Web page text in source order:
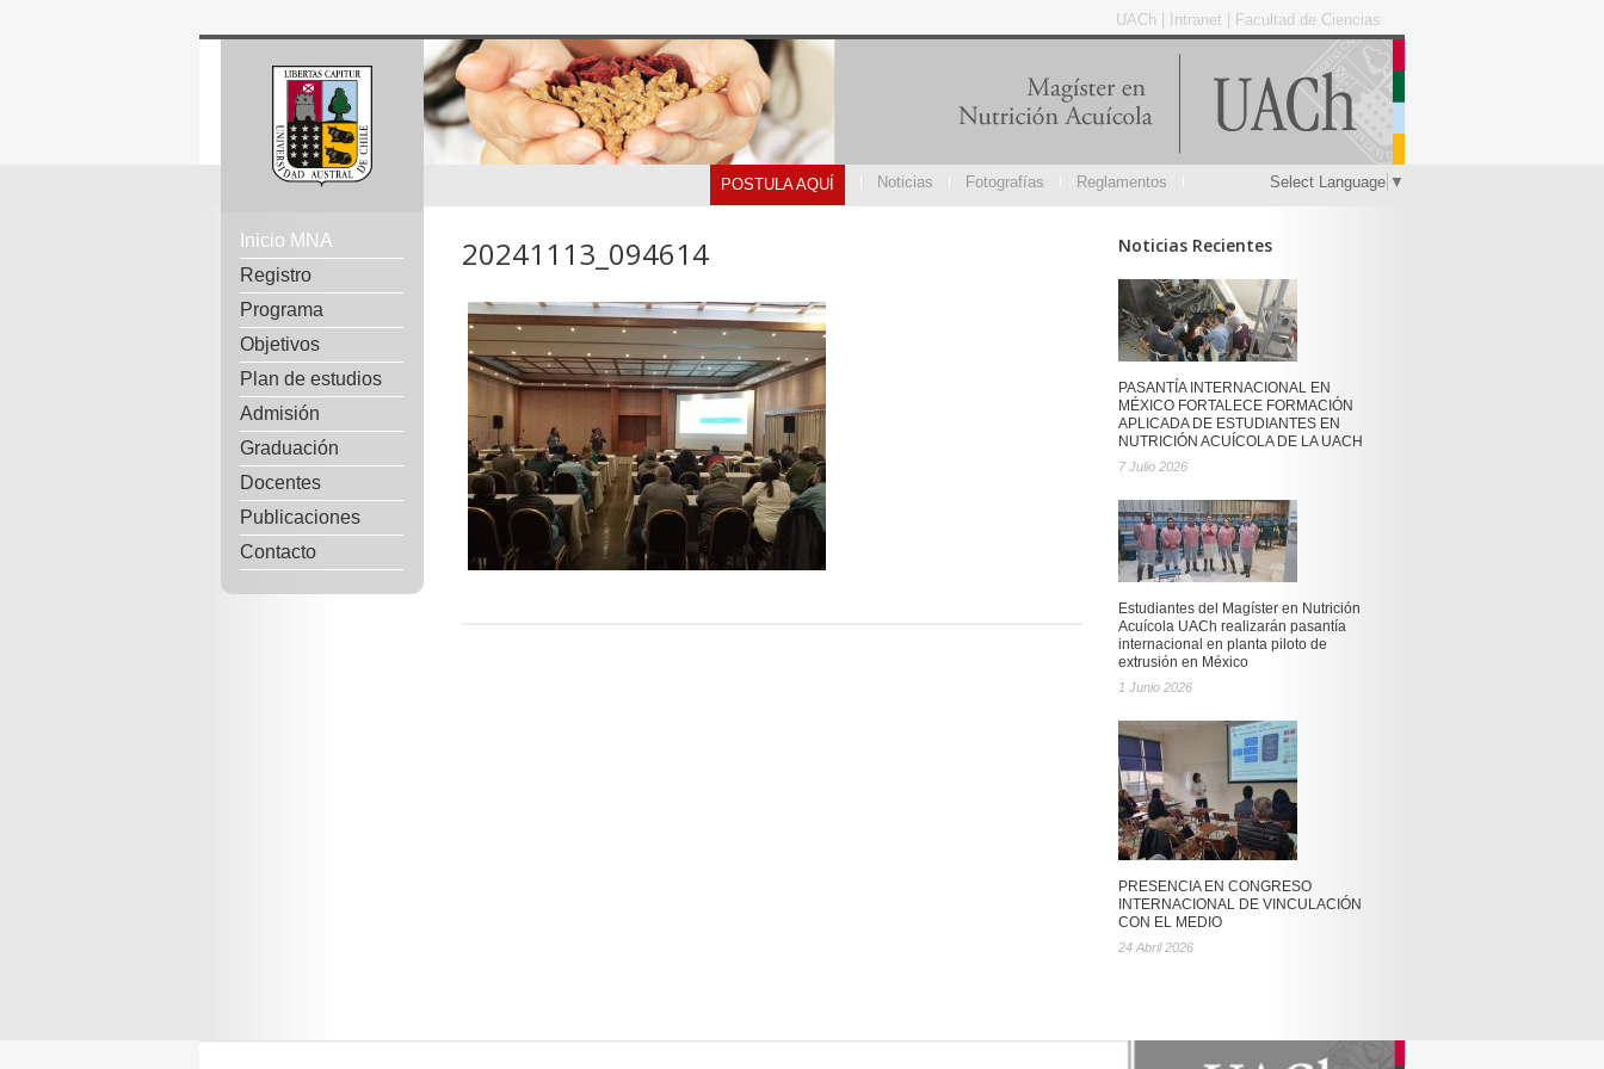
UACh Intranet Facultad de Ciencias
Inicio MNA
Registro
Programa
Objetivos
Plan de estudios
Admisión
Graduación
Docentes
Publicaciones
Contacto
POSTULA AQUÍ Noticias Fotografías Reglamentos Select Language ▼
20241113_094614 Noticias Recientes
PASANTÍA INTERNACIONAL EN
MÉXICO FORTALECE FORMACIÓN
APLICADA DE ESTUDIANTES EN
NUTRICIÓN ACUÍCOLA DE LA UACH
7 Julio 2026
Estudiantes del Magíster en Nutrición
Acuícola UACh realizarán pasantía
internacional en planta piloto de
extrusión en México
1 Junio 2026
PRESENCIA EN CONGRESO
INTERNACIONAL DE VINCULACIÓN
CON EL MEDIO
24 Abril 2026